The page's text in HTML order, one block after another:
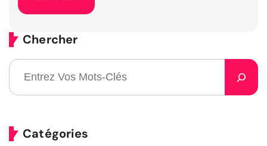
Chercher
Catégories